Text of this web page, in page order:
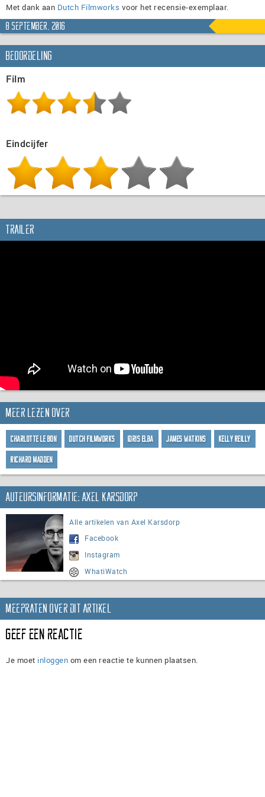
Met dank aan Dutch Filmworks voor het recensie-exemplaar.
8 september, 2016
Beoordeling
Film
Eindcijfer
Trailer
Meer lezen over
Charlotte Le Bon Dutch FilmWorks Idris Elba James Watkins Kelly Reilly
Richard Madden
Auteursinformatie: Axel Karsdorp
Alle artikelen van Axel Karsdorp
Facebook
Instagram
WhatiWatch
Meepraten over dit artikel
Geef een reactie
Je moet inloggen om een reactie te kunnen plaatsen.